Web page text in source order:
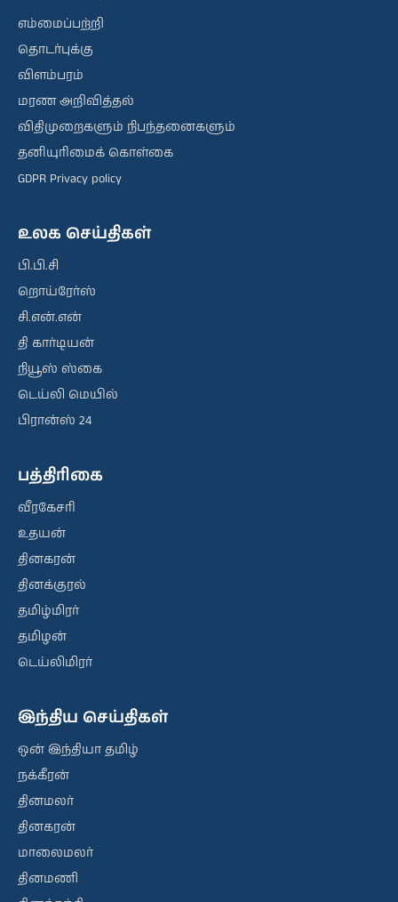
எம்மைப்பற்றி
தொடர்புக்கு
விளம்பரம்
மரண அறிவித்தல்
விதிமுறைகளும் நிபந்தனைகளும்
தனியுரிமைக் கொள்கை
GDPR Privacy policy
உலக செய்திகள்
பி.பி.சி
றொய்ரேர்ஸ்
சி.என்.என்
தி கார்டியன்
நியூஸ் ஸ்கை
டெய்லி மெயில்
பிரான்ஸ் 24
பத்திரிகை
வீரகேசரி
உதயன்
தினகரன்
தினக்குரல்
தமிழ்மிரர்
தமிழன்
டெய்லிமிரர்
இந்திய செய்திகள்
ஒன் இந்தியா தமிழ்
நக்கீரன்
தினமலர்
தினகரன்
மாலைமலர்
தினமணி